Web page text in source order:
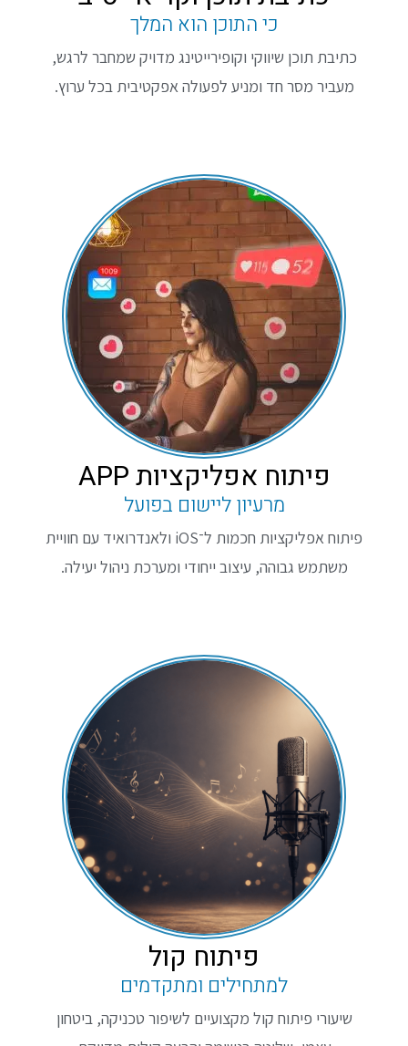
כי התוכן הוא המלך
כתיבת תוכן שיווקי וקופירייטינג מדויק שמחבר לרגש,
מעביר מסר חד ומניע לפעולה אפקטיבית בכל ערוץ.
פיתוח אפליקציות APP
מרעיון ליישום בפועל
פיתוח אפליקציות חכמות ל־iOS ולאנדרואיד עם חוויית
משתמש גבוהה, עיצוב ייחודי ומערכת ניהול יעילה.
פיתוח קול
למתחילים ומתקדמים
שיעורי פיתוח קול מקצועיים לשיפור טכניקה, ביטחון